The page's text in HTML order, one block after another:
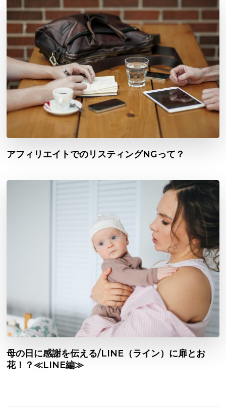
アフィリエイトでのリスティングNGって？
母の日に感謝を伝える/LINE（ライン）に扉とお
花！？≪LINE編≫